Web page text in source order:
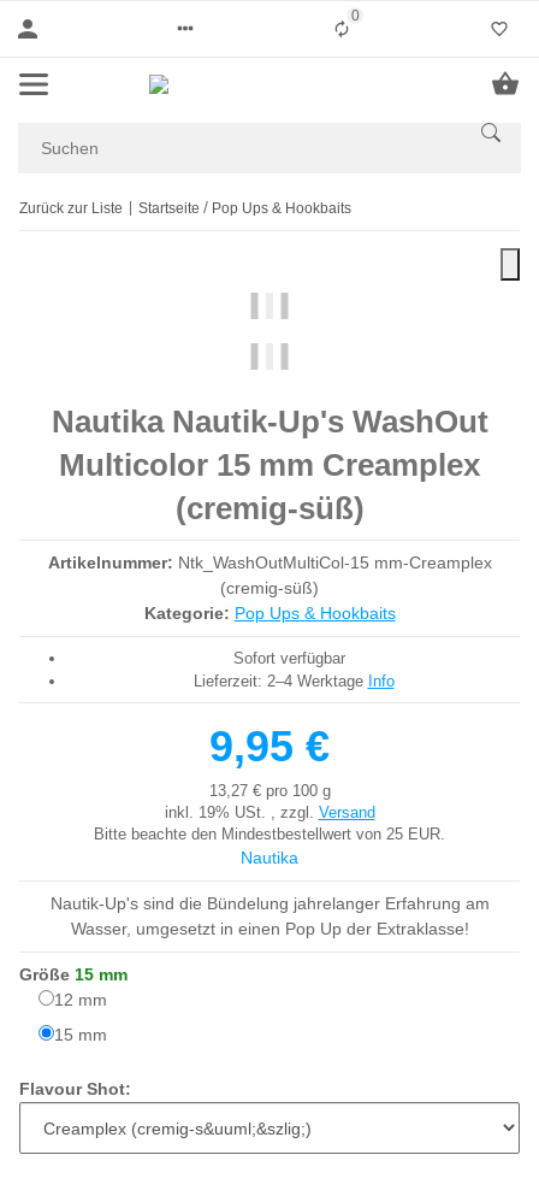
0Liste ist leer
Zurück zur Liste Startseite Pop Ups & Hookbaits
Nautika Nautik-Up's WashOut
Multicolor 15 mm Creamplex
(cremig-süß)
Artikelnummer: Ntk_WashOutMultiCol-15 mm-Creamplex
(cremig-süß)
Kategorie: Pop Ups & Hookbaits
Sofort verfügbar
Lieferzeit: 2–4 Werktage Info
9,95 €
13,27 € pro 100 g
inkl. 19% USt. , zzgl. Versand
Bitte beachte den Mindestbestellwert von 25 EUR.
Nautika
Nautik-Up's sind die Bündelung jahrelanger Erfahrung am
Wasser, umgesetzt in einen Pop Up der Extraklasse!
Größe 15 mm
12 mm
15 mm
Flavour Shot: